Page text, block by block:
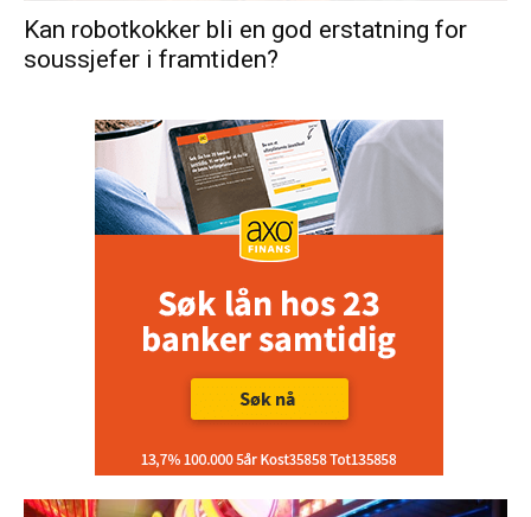
Kan robotkokker bli en god erstatning for
soussjefer i framtiden?